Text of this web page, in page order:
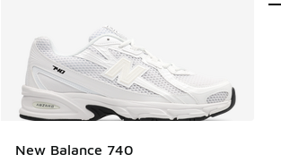
New Balance 740